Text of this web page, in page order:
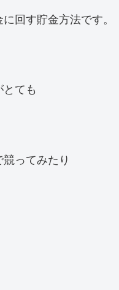
回す貯金方法です。
ても
ってみたり